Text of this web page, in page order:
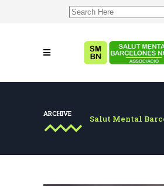
Search
ARCHIVE
Salut Mental